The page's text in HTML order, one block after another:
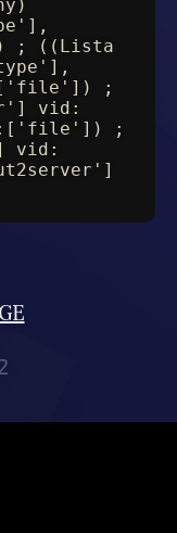
((Lista
;
vid:
;
vid: